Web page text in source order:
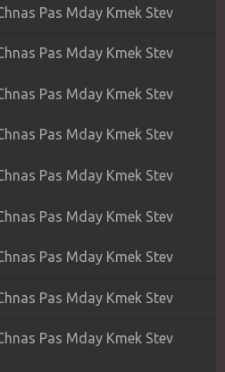
Pas Mday Kmek Stev
Pas Mday Kmek Stev
Pas Mday Kmek Stev
Pas Mday Kmek Stev
Pas Mday Kmek Stev
Pas Mday Kmek Stev
Pas Mday Kmek Stev
Pas Mday Kmek Stev
Pas Mday Kmek Stev